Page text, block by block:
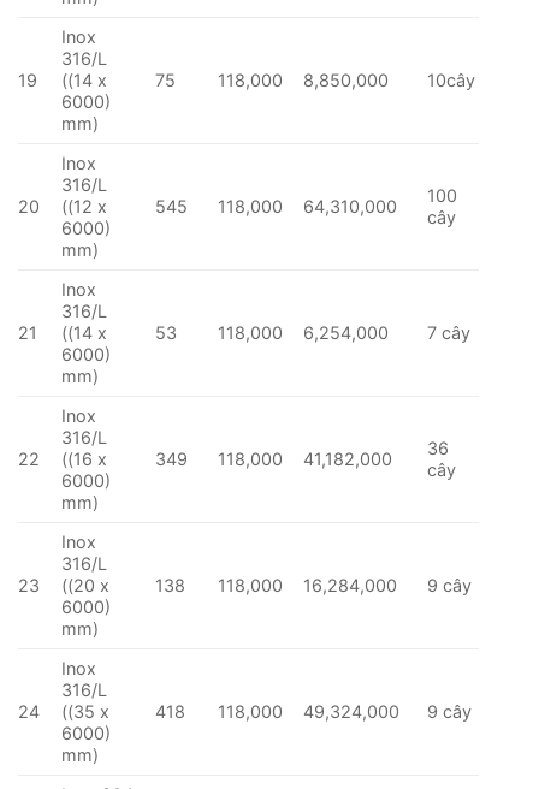
19
Inox
316/L
((14 x
6000)
mm)
75 118,000 8,850,000 10cây
20
Inox
316/L
((12 x
6000)
mm)
545 118,000 64,310,000
100
cây
21
Inox
316/L
((14 x
6000)
mm)
53 118,000 6,254,000 7 cây
22
Inox
316/L
((16 x
6000)
mm)
349 118,000 41,182,000
36
cây
23
Inox
316/L
((20 x
6000)
mm)
138 118,000 16,284,000 9 cây
24
Inox
316/L
((35 x
6000)
mm)
418 118,000 49,324,000 9 cây